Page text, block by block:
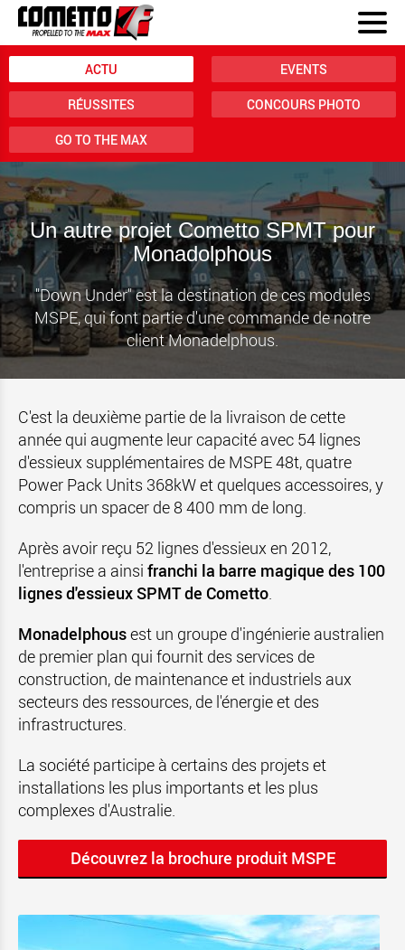
ACTU EVENTS
RÉUSSITES CONCOURS PHOTO
GO TO THE MAX
Un autre projet Cometto SPMT pour
Monadolphous
"Down Under" est la destination de ces modules
MSPE, qui font partie d'une commande de notre
client Monadelphous.
C'est la deuxième partie de la livraison de cette
année qui augmente leur capacité avec 54 lignes
d'essieux supplémentaires de MSPE 48t, quatre
Power Pack Units 368kW et quelques accessoires, y
compris un spacer de 8 400 mm de long.
Après avoir reçu 52 lignes d'essieux en 2012,
l'entreprise a ainsi franchi la barre magique des 100
lignes d'essieux SPMT de Cometto.
Monadelphousest un groupe d'ingénierie australien
de premier plan qui fournit des services de
construction, de maintenance et industriels aux
secteurs des ressources, de l'énergie et des
infrastructures.
La société participe à certains des projets et
installations les plus importants et les plus
complexes d'Australie.
Découvrez la brochure produit MSPE